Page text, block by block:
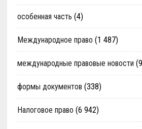
особенная часть (4)
Международное право (1 487)
международные правовые новости
формы документов (338)
Налоговое право (6 942)